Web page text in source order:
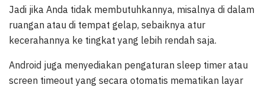
Jadi jika Anda tidak membutuhkannya, misalnya di dalam
ruangan atau di tempat gelap, sebaiknya atur
kecerahannya ke tingkat yang lebih rendah saja.
Android juga menyediakan pengaturan sleep timer atau
screen timeout yang secara otomatis mematikan layar